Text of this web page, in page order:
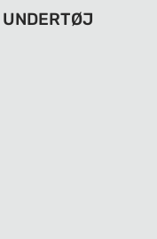
UNDERTØJ